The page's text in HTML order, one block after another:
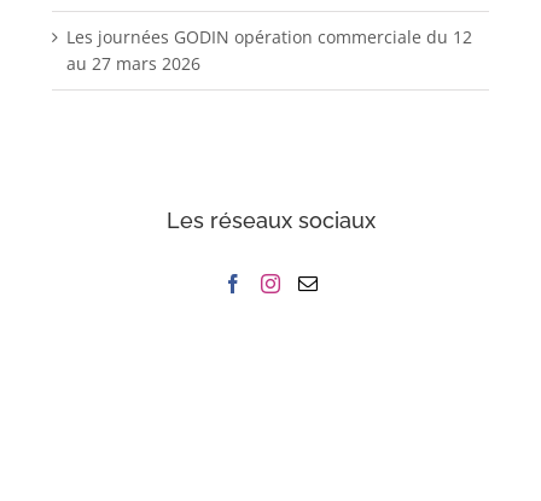
Les journées GODIN opération commerciale du 12
au 27 mars 2026
Les réseaux sociaux